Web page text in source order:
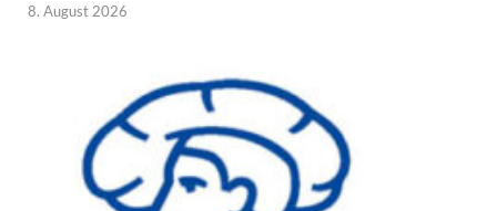
8. August 2026